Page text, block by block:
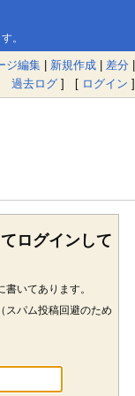
。
ジ編集 | 新規作成 | 差分 |
過去ログ ] [ ログイン ]
ログインして
いてあります。
スパム投稿回避のため